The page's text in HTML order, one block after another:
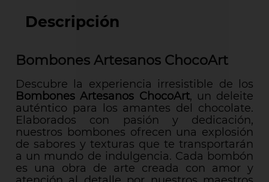
Descripción
Bombones Artesanos ChocoArt
Descubre la experiencia irresistible de los
Bombones Artesanos ChocoArt, un deleite
auténtico para los amantes del chocolate.
Elaborados con pasión y dedicación,
nuestros bombones ofrecen una explosión
de sabores y texturas que te transportarán
a un mundo de indulgencia. Cada bombón
es una obra de arte creada con amor y